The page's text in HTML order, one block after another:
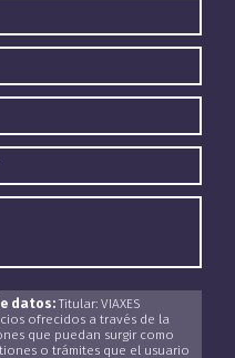
datos:Titular: VIAXES
ofrecidos a través de la
que puedan surgir como
o trámites que el usuario